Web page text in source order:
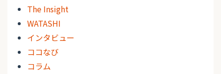
The Insight
WATASHI
インタビュー
ココなび
コラム